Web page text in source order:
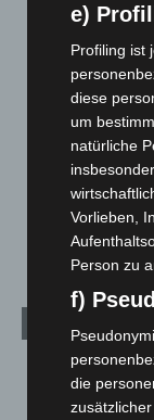
Celle: Mensch
5. August 2026
Gasleitung bei
beschädigt
5. August 2026
Anklage nach
3. August 2026
Blaulicht
Corona-News
e)
Profiling ist
diese
um
natürliche
Vorlieben,
Person zu
f)
die